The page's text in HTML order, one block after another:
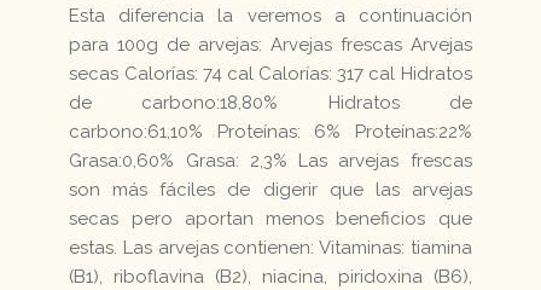
Esta diferencia la veremos a continuación
para 100g de arvejas: Arvejas frescas Arvejas
secas Calorías: 74 cal Calorías: 317 cal Hidratos
de carbono:18,80% Hidratos de
carbono:61,10% Proteínas: 6% Proteínas:22%
Grasa:0,60% Grasa: 2,3% Las arvejas frescas
son más fáciles de digerir que las arvejas
secas pero aportan menos beneficios que
estas. Las arvejas contienen: Vitaminas: tiamina
(B1), riboflavina (B2), niacina, piridoxina (B6),